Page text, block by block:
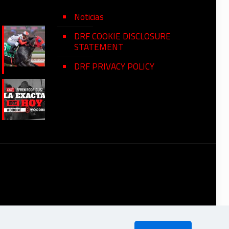
Noticias
DRF COOKIE DISCLOSURE
STATEMENT
DRF PRIVACY POLICY